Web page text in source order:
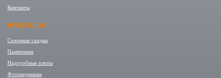
Контакты
ПРОДУКЦИЯ
Сезонные скидки
Памятники
Надгробные плиты
Фотокерамика